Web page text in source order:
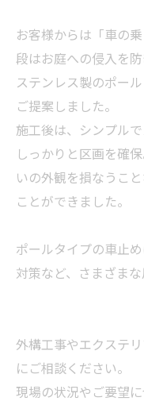
お客様からは「車の
段はお庭への侵入を
ステンレス製のポー
ご提案しました。
施工後は、シンプル
しっかりと区画を確
いの外観を損なうこ
ことができました。
ポールタイプの車止
対策など、さまざまな
外構工事やエクステ
にご相談ください。
現場の状況やご要望